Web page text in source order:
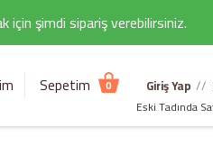
için şimdi sipariş verebilirsiniz.
Sepetim 0 Giriş Yap //
Eski Tadında